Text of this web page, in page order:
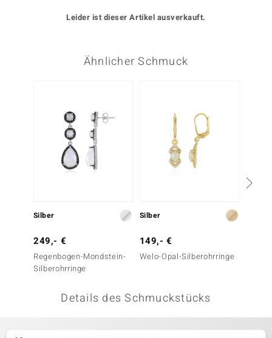
BY DE MELO
Leider ist dieser Artikel ausverkauft.
Ähnlicher Schmuck
Silber
249,- €
Regenbogen-Mondstein-
Silberohrringe
Silber
149,- €
Welo-Opal-Silberohrringe
Details des Schmuckstücks